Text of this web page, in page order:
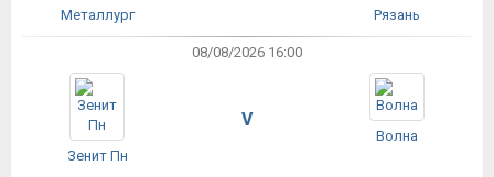
Металлург Рязань
08/08/2026 16:00
Зенит Пн
V
Волна